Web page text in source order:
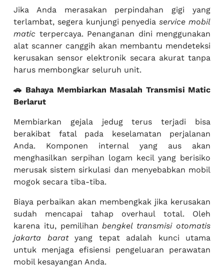
Jika Anda merasakan perpindahan gigi yang
terlambat, segera kunjungi penyediaservice mobil
matic terpercaya. Penanganan dini menggunakan
alat scanner canggih akan membantu mendeteksi
kerusakan sensor elektronik secara akurat tanpa
harus membongkar seluruh unit.
🚗 Bahaya Membiarkan Masalah Transmisi Matic
Berlarut
Membiarkan gejala jedug terus terjadi bisa
berakibat fatal pada keselamatan perjalanan
Anda. Komponen internal yang aus akan
menghasilkan serpihan logam kecil yang berisiko
merusak sistem sirkulasi dan menyebabkan mobil
mogok secara tiba-tiba.
Biaya perbaikan akan membengkak jika kerusakan
sudah mencapai tahap overhaul total. Oleh
karena itu, pemilihanbengkel transmisi otomatis
jakarta baratyang tepat adalah kunci utama
untuk menjaga efisiensi pengeluaran perawatan
mobil kesayangan Anda.